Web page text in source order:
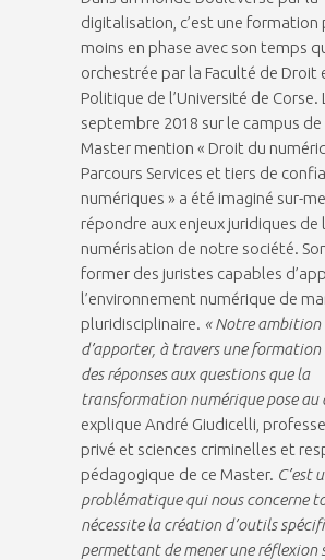
digitalisation, c’est une formation
moins en phase avec son temps
orchestrée par la Faculté de Droit
Politique de l’Université de Corse.
septembre 2018 sur le campus de
Master mention « Droit du
Parcours Services et tiers de
numériques » a été imaginé sur-
répondre aux enjeux juridiques de
numérisation de notre société.
former des juristes capables
l’environnement numérique de
pluridisciplinaire. « Notre ambition
d’apporter, à travers une formation
des réponses aux questions que la
transformation numérique pose au
explique André Giudicelli,
privé et sciences criminelles et
pédagogique de ce Master. C’est
problématique qui nous concerne
nécessite la création d’outils
permettant de mener une réflexion